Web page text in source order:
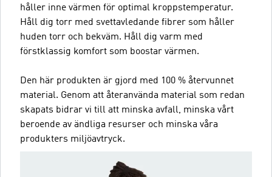
håller inne värmen för optimal kroppstemperatur.
Håll dig torr med svettavledande fibrer som håller
huden torr och bekväm. Håll dig varm med
förstklassig komfort som boostar värmen.
Den här produkten är gjord med 100 % återvunnet
material. Genom att återanvända material som redan
skapats bidrar vi till att minska avfall, minska vårt
beroende av ändliga resurser och minska våra
produkters miljöavtryck.